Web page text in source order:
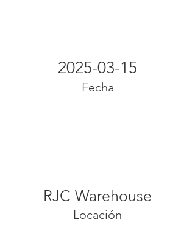
2025-03-15
Fecha
RJC Warehouse
Locación